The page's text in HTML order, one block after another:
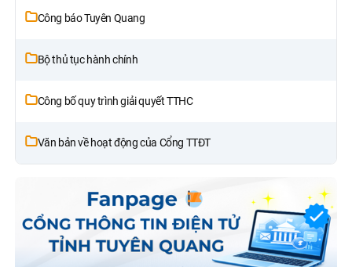
Công báo Tuyên Quang
Bộ thủ tục hành chính
Công bố quy trình giải quyết TTHC
Văn bản về hoạt động của Cổng TTĐT